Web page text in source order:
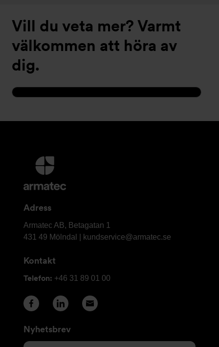
Vill du veta mer? Varmt
välkommen att höra av
dig.
Ytterligare
information
och
Adress
Armatec
AB
Armatec AB, Betagatan 1
431 49 Mölndal |
kundservice@armatec.se
Kontakt
Telefon: +46 31 89 01 00
Nyhetsbrev